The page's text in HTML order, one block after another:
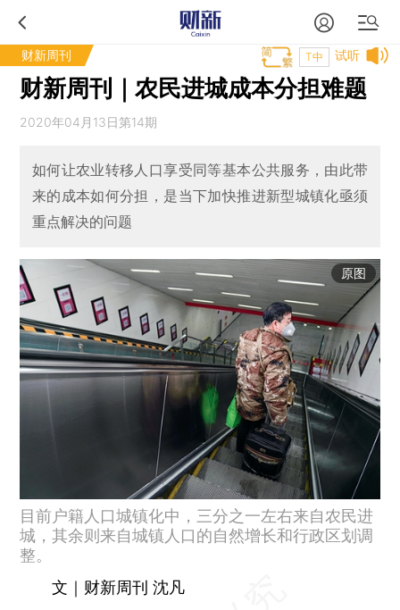
财新周刊 试听
T中
财新周刊｜农民进城成本分担难题
2020年04月13日第14期
如何让农业转移人口享受同等基本公共服务，由此带
来的成本如何分担，是当下加快推进新型城镇化亟须
重点解决的问题
原图
目前户籍人口城镇化中，三分之一左右来自农民进
城，其余则来自城镇人口的自然增长和行政区划调
整。
文｜财新周刊 沈凡